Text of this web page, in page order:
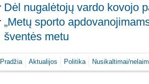
Dėl nugalėtojų vardo kovojo
„Metų sporto
šventės metu
Pradžia Aktualijos Politika Nusikaltimai/